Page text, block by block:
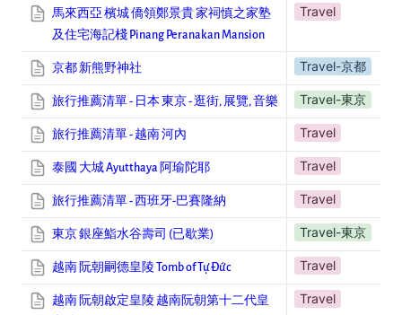
馬來西亞 檳城 僑領鄭景貴 家祠慎之家塾
及住宅海記棧 Pinang Peranakan Mansion
Travel
京都 新熊野神社 Travel-京都
旅行推薦清單 - 日本 東京 - 逛街, 展覽, 音樂 Travel-東京
旅行推薦清單 - 越南 河內 Travel
泰國 大城 Ayutthaya 阿瑜陀耶 Travel
旅行推薦清單 - 西班牙-巴賽隆納 Travel
東京 銀座鮨水谷壽司 (已歇業) Travel-東京
越南 阮朝嗣德皇陵 Tomb of Tự Đức Travel
越南 阮朝啟定皇陵 越南阮朝第十二代皇
Travel